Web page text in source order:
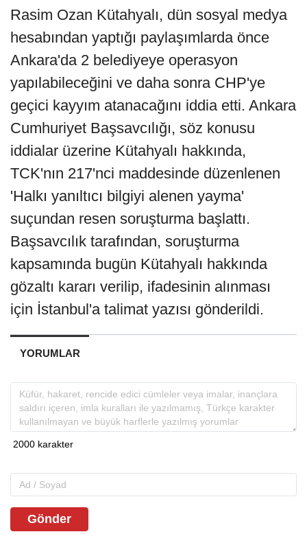
Rasim Ozan Kütahyalı, dün sosyal medya
hesabından yaptığı paylaşımlarda önce
Ankara'da 2 belediyeye operasyon
yapılabileceğini ve daha sonra CHP'ye
geçici kayyım atanacağını iddia etti. Ankara
Cumhuriyet Başsavcılığı, söz konusu
iddialar üzerine Kütahyalı hakkında,
TCK'nın 217'nci maddesinde düzenlenen
'Halkı yanıltıcı bilgiyi alenen yayma'
suçundan resen soruşturma başlattı.
Başsavcılık tarafından, soruşturma
kapsamında bugün Kütahyalı hakkında
gözaltı kararı verilip, ifadesinin alınması
için İstanbul'a talimat yazısı gönderildi.
YORUMLAR
Gönder